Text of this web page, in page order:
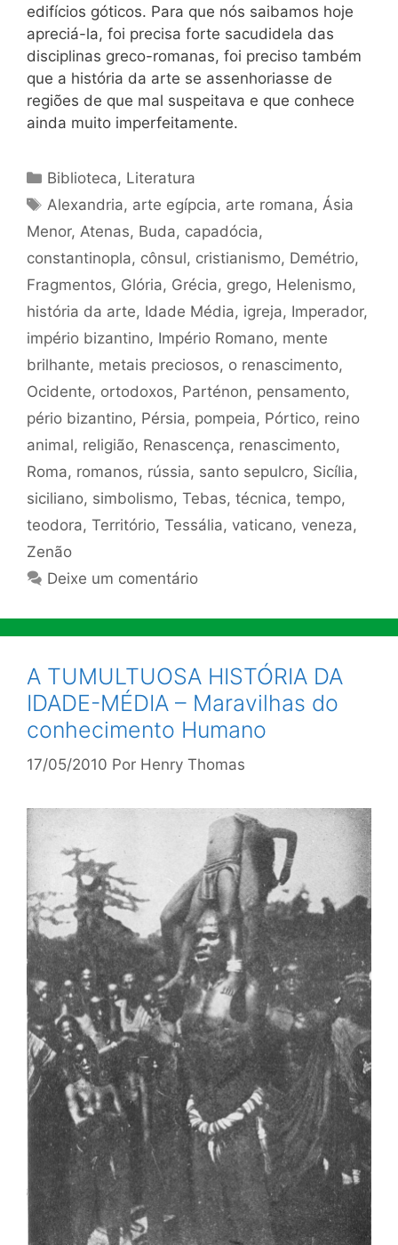
edifícios góticos. Para que nós saibamos hoje
apreciá-la, foi precisa forte sacudidela das
disciplinas greco-romanas, foi preciso também
que a história da arte se assenhoriasse de
regiões de que mal suspeitava e que conhece
ainda muito imperfeitamente.
Categorias
Biblioteca, Literatura
Tags
Alexandria, arte egípcia, arte romana,Ásia
Menor, Atenas, Buda, capadócia,
constantinopla, cônsul, cristianismo, Demétrio,
Fragmentos, Glória, Grécia, grego, Helenismo,
história da arte, Idade Média, igreja, Imperador,
império bizantino, Império Romano, mente
brilhante, metais preciosos, o renascimento,
Ocidente, ortodoxos, Parténon, pensamento,
pério bizantino, Pérsia, pompeia, Pórtico, reino
animal, religião, Renascença, renascimento,
Roma, romanos, rússia, santo sepulcro, Sicília,
siciliano, simbolismo, Tebas, técnica, tempo,
teodora, Território, Tessália, vaticano, veneza,
Zenão
Deixe um comentário
A TUMULTUOSA HISTÓRIA DA
IDADE-MÉDIA – Maravilhas do
conhecimento Humano
17/05/2010 Por Henry Thomas